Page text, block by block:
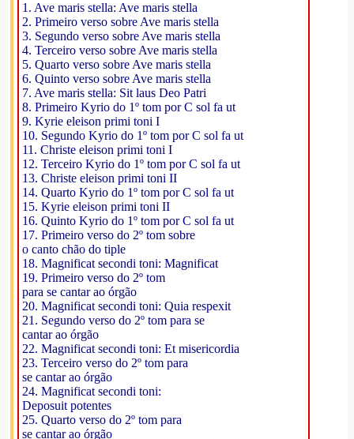
1. Ave maris stella: Ave maris stella
2. Primeiro verso sobre Ave maris stella
3. Segundo verso sobre Ave maris stella
4. Terceiro verso sobre Ave maris stella
5. Quarto verso sobre Ave maris stella
6. Quinto verso sobre Ave maris stella
7. Ave maris stella: Sit laus Deo Patri
8. Primeiro Kyrio do 1º tom por C sol fa ut
9. Kyrie eleison primi toni I
10. Segundo Kyrio do 1º tom por C sol fa ut
11. Christe eleison primi toni I
12. Terceiro Kyrio do 1º tom por C sol fa ut
13. Christe eleison primi toni II
14. Quarto Kyrio do 1º tom por C sol fa ut
15. Kyrie eleison primi toni II
16. Quinto Kyrio do 1º tom por C sol fa ut
17. Primeiro verso do 2º tom sobre
o canto chão do tiple
18. Magnificat secondi toni: Magnificat
19. Primeiro verso do 2º tom
para se cantar ao órgão
20. Magnificat secondi toni: Quia respexit
21. Segundo verso do 2º tom para se
cantar ao órgão
22. Magnificat secondi toni: Et misericordia
23. Terceiro verso do 2º tom para
se cantar ao órgão
24. Magnificat secondi toni:
Deposuit potentes
25. Quarto verso do 2º tom para
se cantar ao órgão